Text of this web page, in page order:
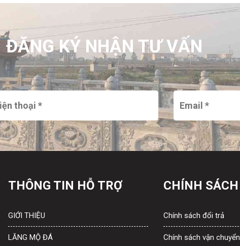
ĐĂNG KÝ NHẬN TƯ VẤN
THÔNG TIN HỖ TRỢ
GIỚI THIỆU
LĂNG MỘ ĐÁ
CHÍNH SÁCH
Chính sách đổi trả
Chính sách vận chuyển